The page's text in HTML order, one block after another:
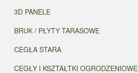
3D PANELE
BRUK / PŁYTY TARASOWE
CEGŁA STARA
CEGŁY I KSZTAŁTKI OGRODZENIOWE